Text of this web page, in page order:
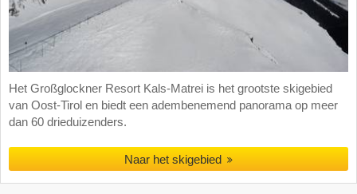
Het Großglockner Resort Kals-Matrei is het grootste skigebied
van Oost-Tirol en biedt een adembenemend panorama op meer
dan 60 drieduizenders.
Naar het skigebied